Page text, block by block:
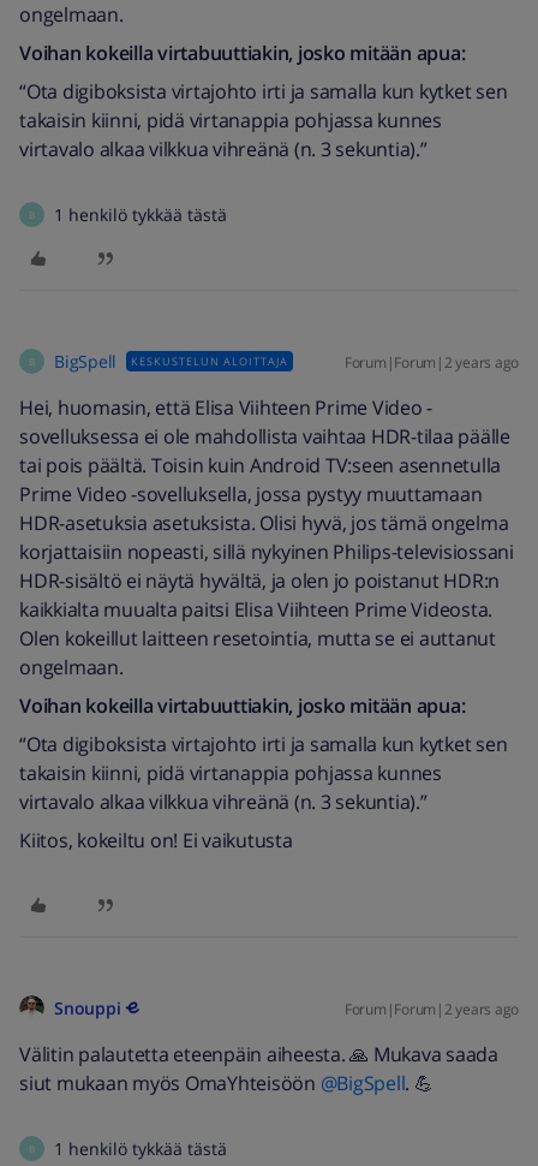
ongelmaan.
Voihan kokeilla virtabuuttiakin, josko mitään apua:
“Ota digiboksista virtajohto irti ja samalla kun kytket sen
takaisin kiinni, pidä virtanappia pohjassa kunnes
virtavalo alkaa vilkkua vihreänä (n. 3 sekuntia).”
B 1 henkilö tykkää tästä
B BigSpell KESKUSTELUN ALOITTAJA Forum|Forum|2 years ago
Hei, huomasin, että Elisa Viihteen Prime Video -
sovelluksessa ei ole mahdollista vaihtaa HDR-tilaa päälle
tai pois päältä. Toisin kuin Android TV:seen asennetulla
Prime Video -sovelluksella, jossa pystyy muuttamaan
HDR-asetuksia asetuksista. Olisi hyvä, jos tämä ongelma
korjattaisiin nopeasti, sillä nykyinen Philips-televisiossani
HDR-sisältö ei näytä hyvältä, ja olen jo poistanut HDR:n
kaikkialta muualta paitsi Elisa Viihteen Prime Videosta.
Olen kokeillut laitteen resetointia, mutta se ei auttanut
ongelmaan.
Voihan kokeilla virtabuuttiakin, josko mitään apua:
“Ota digiboksista virtajohto irti ja samalla kun kytket sen
takaisin kiinni, pidä virtanappia pohjassa kunnes
virtavalo alkaa vilkkua vihreänä (n. 3 sekuntia).”
Kiitos, kokeiltu on! Ei vaikutusta
Snouppi Forum|Forum|2 years ago
Välitin palautetta eteenpäin aiheesta. 🙏 Mukava saada
siut mukaan myös OmaYhteisöön @BigSpell. 💪
B 1 henkilö tykkää tästä